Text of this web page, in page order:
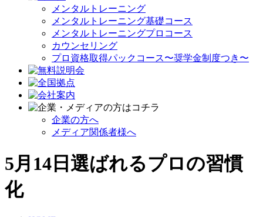
メンタルトレーニング
メンタルトレーニング基礎コース
メンタルトレーニングプロコース
カウンセリング
プロ資格取得パックコース〜奨学金制度つき〜
企業の方へ
メディア関係者様へ
5月14日選ばれるプロの習慣
化